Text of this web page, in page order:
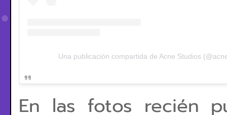
Una publicación compartida de Acne Studios
En las fotos recién